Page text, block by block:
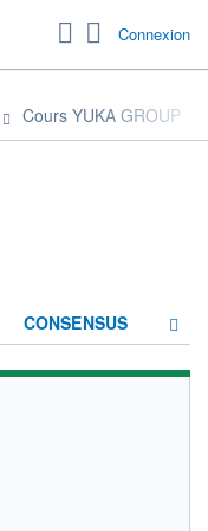
Connexion
Cours YUKA GROUP
CONSENSUS